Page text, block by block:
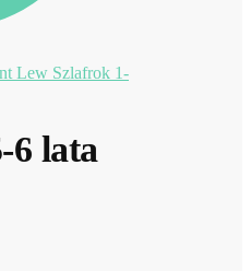
Lew Szlafrok 1-
6 lata